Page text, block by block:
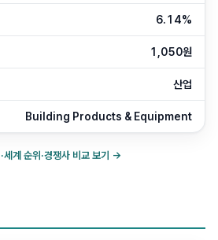
6.14%
1,050원
산업
Building Products & Equipment
세계 순위·경쟁사 비교 보기 →